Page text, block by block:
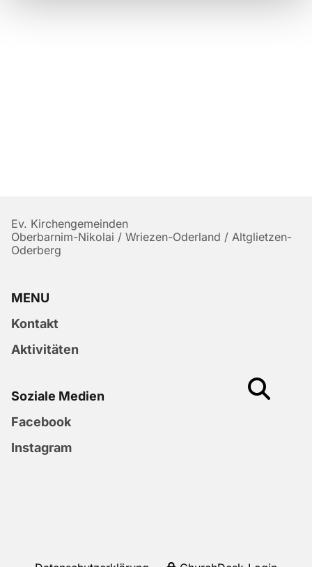
Ev. Kirchengemeinden
Oberbarnim-Nikolai / Wriezen-Oderland / Altglietzen-
Oderberg
MENU
Kontakt
Aktivitäten
Soziale Medien
Facebook
Instagram